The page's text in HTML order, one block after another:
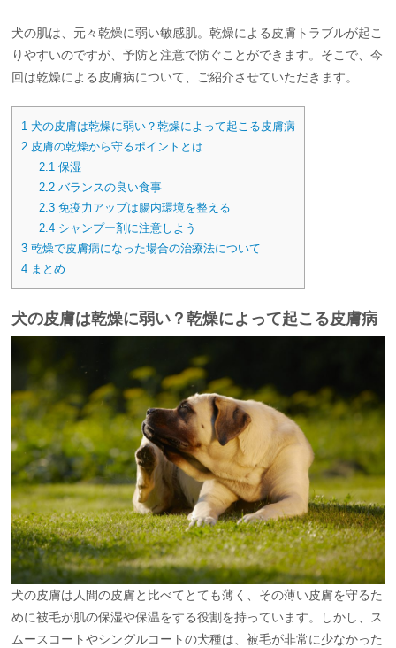
犬の肌は、元々乾燥に弱い敏感肌。乾燥による皮膚トラブルが起こ
りやすいのですが、予防と注意で防ぐことができます。そこで、今
回は乾燥による皮膚病について、ご紹介させていただきます。
1 犬の皮膚は乾燥に弱い？乾燥によって起こる皮膚病
2 皮膚の乾燥から守るポイントとは
2.1 保湿
2.2 バランスの良い食事
2.3 免疫力アップは腸内環境を整える
2.4 シャンプー剤に注意しよう
3 乾燥で皮膚病になった場合の治療法について
4 まとめ
犬の皮膚は乾燥に弱い？乾燥によって起こる皮膚病
犬の皮膚は人間の皮膚と比べてとても薄く、その薄い皮膚を守るた
めに被毛が肌の保湿や保温をする役割を持っています。しかし、ス
ムースコートやシングルコートの犬種は、被毛が非常に少なかった